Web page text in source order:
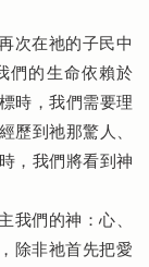
次在祂的子民中
們的生命依賴於
時，我們需要理
歷到祂那驚人、
，我們將看到神
我們的神：心、
除非祂首先把愛